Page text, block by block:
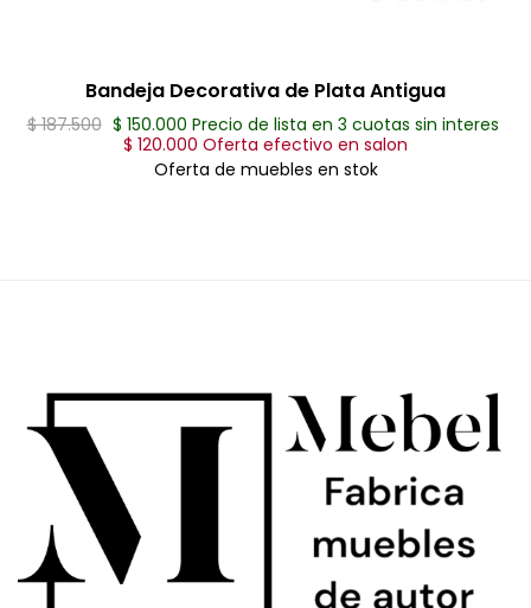
Bandeja Decorativa de Plata Antigua
$ 187.500 $ 150.000 Precio de lista en 3 cuotas sin interes
$ 120.000 Oferta efectivo en salon
Oferta de muebles en stok